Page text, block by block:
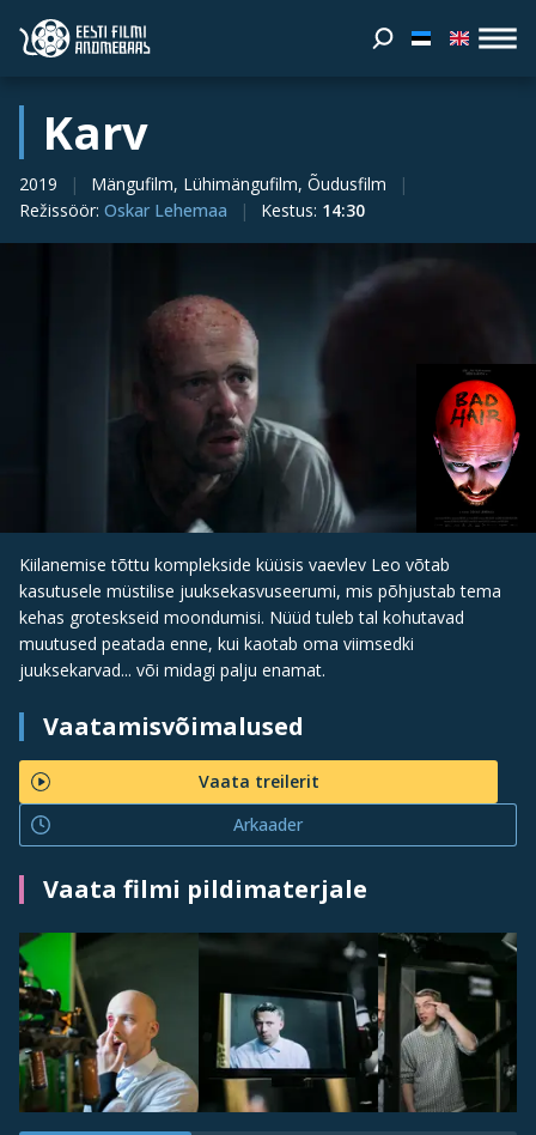
Karv
2019
Mängufilm, Lühimängufilm, Õudusfilm
Režissöör: Oskar Lehemaa Kestus: 14:30
Kiilanemise tõttu komplekside küüsis vaevlev Leo võtab
kasutusele müstilise juuksekasvuseerumi, mis põhjustab tema
kehas groteskseid moondumisi. Nüüd tuleb tal kohutavad
muutused peatada enne, kui kaotab oma viimsedki
juuksekarvad... või midagi palju enamat.
Vaatamisvõimalused
Vaata treilerit
Arkaader
Vaata filmi pildimaterjale